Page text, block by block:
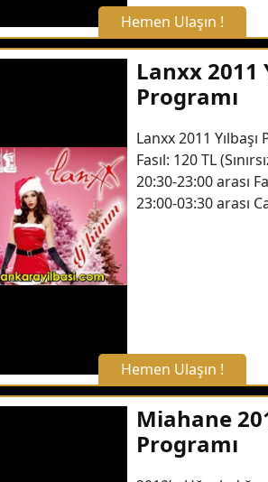
Hemen Ulaşın !
X Kapat
WhatsApp ile Bilgi Alın
Hemen Arayın
Detaylı Bilgi Alın
Lanxx 2011
Programı
Lanxx 2011 Yılbaşı
Fasıl: 120 TL
20:30-23:00 arası
23:00-03:30 arası
Hemen Ulaşın !
X Kapat
WhatsApp ile Bilgi Alın
Miahane
Programı